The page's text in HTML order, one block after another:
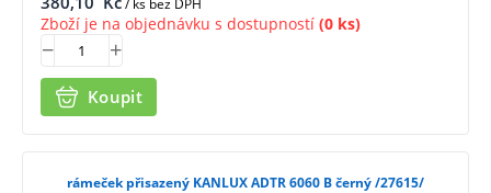
/ ks bez DPH
Zboží je na objednávku s dostupností (0 ks)
Koupit
rámeček přisazený KANLUX ADTR 6060 B černý /27615/